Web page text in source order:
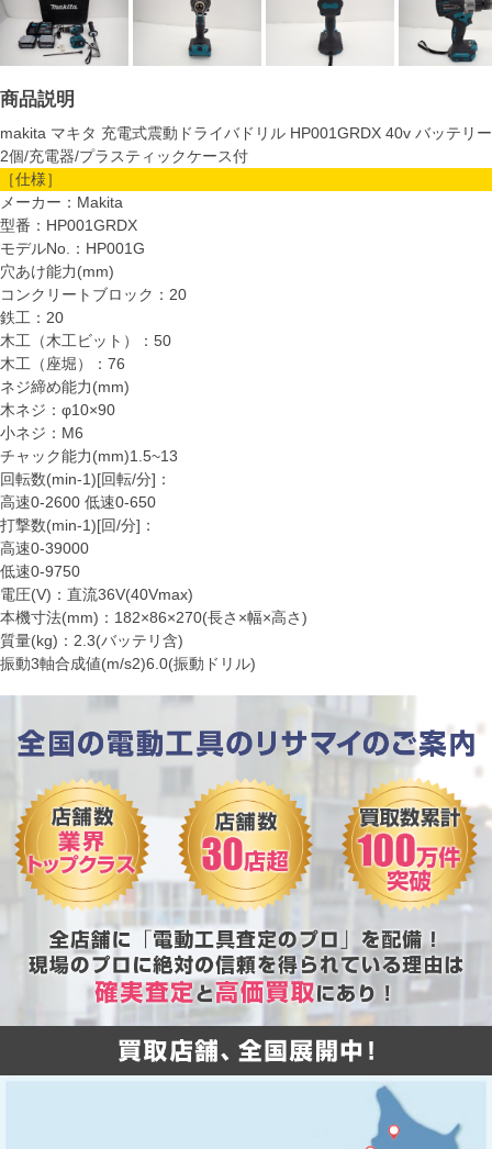
商品説明
makita マキタ 充電式震動ドライバドリル HP001GRDX 40v バッテリー
2個/充電器/プラスティックケース付
［仕様］
メーカー：Makita
型番：HP001GRDX
モデルNo.：HP001G
穴あけ能力(mm)
コンクリートブロック：20
鉄工：20
木工（木工ビット）：50
木工（座堀）：76
ネジ締め能力(mm)
木ネジ：φ10×90
小ネジ：M6
チャック能力(mm)1.5~13
回転数(min-1)[回転/分]：
高速0-2600 低速0-650
打撃数(min-1)[回/分]：
高速0-39000
低速0-9750
電圧(V)：直流36V(40Vmax)
本機寸法(mm)：182×86×270(長さ×幅×高さ)
質量(kg)：2.3(バッテリ含)
振動3軸合成値(m/s2)6.0(振動ドリル)